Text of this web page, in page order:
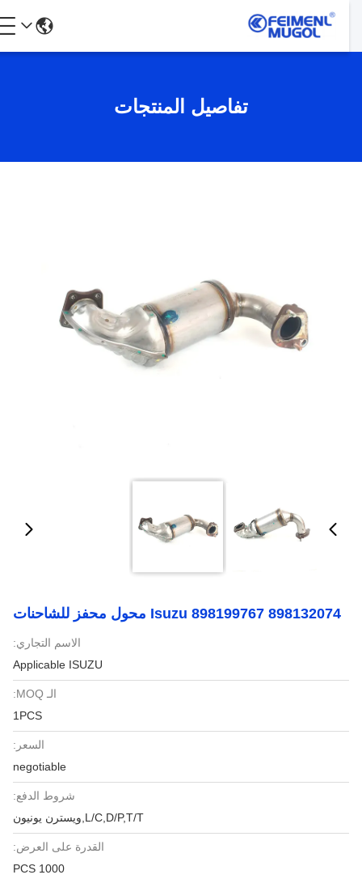
تفاصيل المنتجات
898132074 898199767 Isuzu محول محفز للشاحنات
الاسم التجاري:
Applicable ISUZU
الـ MOQ:
1PCS
السعر:
negotiable
شروط الدفع:
L/C,D/P,T/T,ويسترن يونيون
القدرة على العرض:
1000 PCS